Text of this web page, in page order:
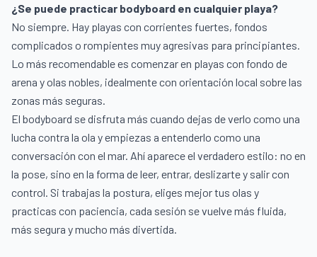
¿Se puede practicar bodyboard en cualquier playa?
No siempre. Hay playas con corrientes fuertes, fondos
complicados o rompientes muy agresivas para principiantes.
Lo más recomendable es comenzar en playas con fondo de
arena y olas nobles, idealmente con orientación local sobre las
zonas más seguras.
El bodyboard se disfruta más cuando dejas de verlo como una
lucha contra la ola y empiezas a entenderlo como una
conversación con el mar. Ahí aparece el verdadero estilo: no en
la pose, sino en la forma de leer, entrar, deslizarte y salir con
control. Si trabajas la postura, eliges mejor tus olas y
practicas con paciencia, cada sesión se vuelve más fluida,
más segura y mucho más divertida.